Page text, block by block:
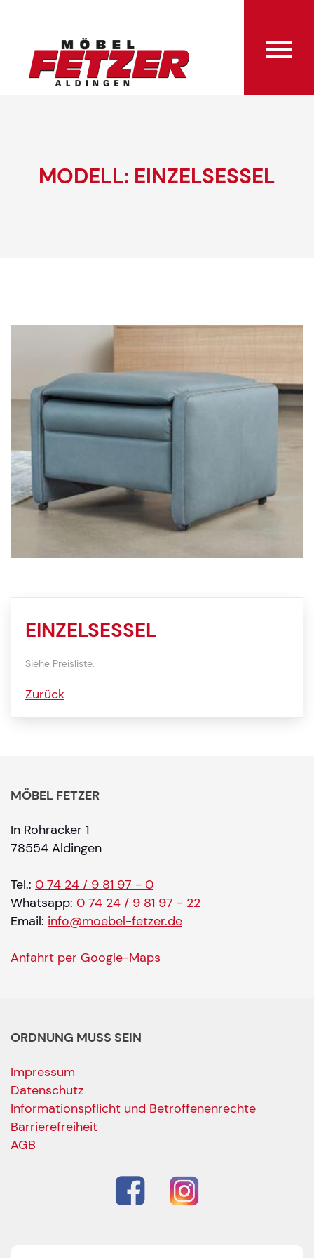
MODELL: EINZELSESSEL
EINZELSESSEL
Siehe Preisliste.
Zurück
MÖBEL FETZER
In Rohräcker 1
78554 Aldingen
Tel.: 0 74 24 / 9 81 97 - 0
Whatsapp: 0 74 24 / 9 81 97 - 22
Email: info@moebel-fetzer.de
Anfahrt per Google-Maps
ORDNUNG MUSS SEIN
Impressum
Datenschutz
Informationspflicht und Betroffenenrechte
Barrierefreiheit
AGB